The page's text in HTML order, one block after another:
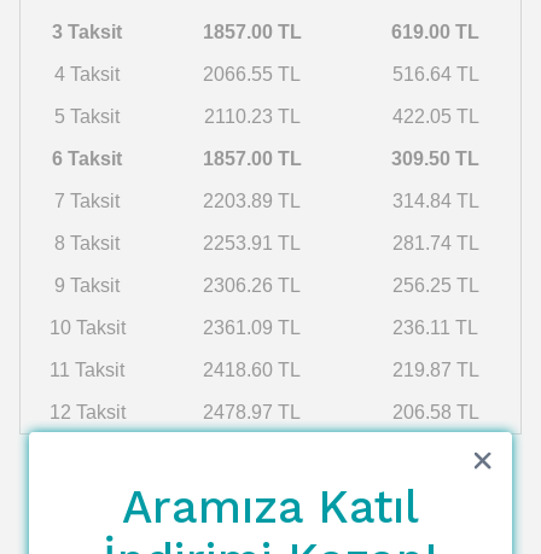
3 Taksit 1857.00 TL 619.00 TL
4 Taksit 2066.55 TL 516.64 TL
5 Taksit 2110.23 TL 422.05 TL
6 Taksit 1857.00 TL 309.50 TL
7 Taksit 2203.89 TL 314.84 TL
8 Taksit 2253.91 TL 281.74 TL
9 Taksit 2306.26 TL 256.25 TL
10 Taksit 2361.09 TL 236.11 TL
11 Taksit 2418.60 TL 219.87 TL
12 Taksit 2478.97 TL 206.58 TL
Aramıza Katıl